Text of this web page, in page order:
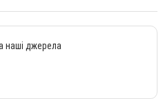
наші джерела